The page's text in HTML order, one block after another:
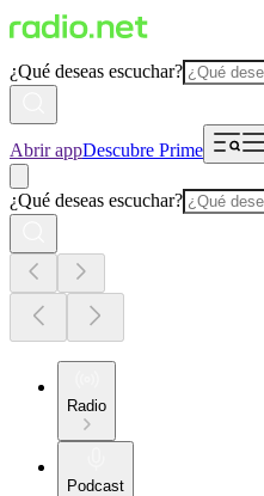
¿Qué deseas escuchar?
Abrir appDescubre Prime
¿Qué deseas escuchar?
Radio
Podcast